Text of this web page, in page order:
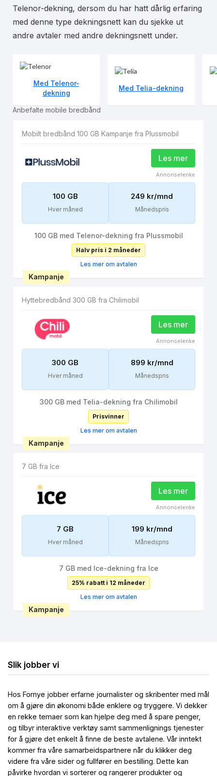
Telenor-dekning, dersom du har hatt dårlig erfaring
med denne type dekningsnett kan du sjekke ut
andre avtaler med andre dekningsnett under.
Med Telenor-
dekning
Med Telia-dekning
Anbefalte mobile bredbånd
Mobilt bredbånd 100 GB Kampanje fra Plussmobil
Les mer
Annonselenke
100 GB
Hver måned
249 kr/mnd
Månedspris
100 GB med Telenor-dekning fra Plussmobil
Halv pris i 2 måneder
Les mer om avtalen
Kampanje
Hyttebredbånd 300 GB fra Chilimobil
Les mer
Annonselenke
300 GB
Hver måned
899 kr/mnd
Månedspris
300 GB med Telia-dekning fra Chilimobil
Prisvinner
Les mer om avtalen
Kampanje
7 GB fra Ice
Les mer
Annonselenke
7 GB
Hver måned
199 kr/mnd
Månedspris
7 GB med Ice-dekning fra Ice
25% rabatt i 12 måneder
Les mer om avtalen
Kampanje
Slik jobber vi
Hos Fornye jobber erfarne journalister og skribenter med mål
om å gjøre din økonomi både enklere og tryggere. Vi dekker
en rekke temaer som kan hjelpe deg med å spare penger,
og tilbyr interaktive verktøy samt sammenlignings tjenester
for å gjøre det enkelt å finne de beste avtalene. Vår inntekt
kommer fra våre samarbeidspartnere når du klikker deg
videre fra våre sider og fullfører en bestilling. Dette kan
påvirke hvordan vi sorterer og rangerer produkter og